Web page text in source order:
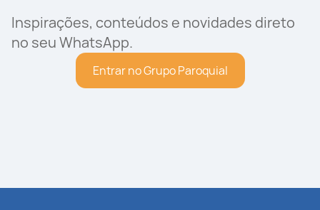
Inspirações, conteúdos e novidades direto
no seu WhatsApp.
Entrar no Grupo Paroquial